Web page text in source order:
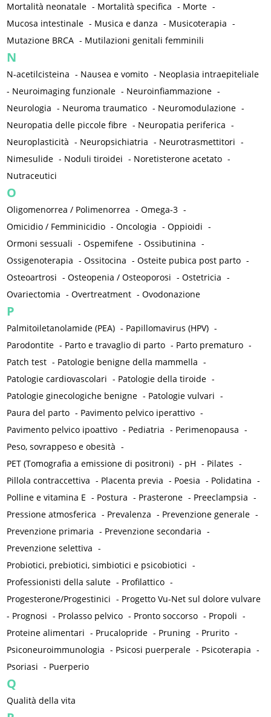
Mortalità neonatale - Mortalità specifica - Morte -
Mucosa intestinale - Musica e danza - Musicoterapia -
Mutazione BRCA - Mutilazioni genitali femminili
N
N-acetilcisteina - Nausea e vomito - Neoplasia intraepiteliale
- Neuroimaging funzionale - Neuroinfiammazione -
Neurologia - Neuroma traumatico - Neuromodulazione -
Neuropatia delle piccole fibre - Neuropatia periferica -
Neuroplasticità - Neuropsichiatria - Neurotrasmettitori -
Nimesulide - Noduli tiroidei - Noretisterone acetato -
Nutraceutici
O
Oligomenorrea / Polimenorrea -Omega-3 -
Omicidio / Femminicidio -Oncologia -Oppioidi -
Ormoni sessuali -Ospemifene -Ossibutinina -
Ossigenoterapia -Ossitocina -Osteite pubica post parto -
Osteoartrosi -Osteopenia / Osteoporosi -Ostetricia -
Ovariectomia -Overtreatment -Ovodonazione
P
Palmitoiletanolamide (PEA) - Papillomavirus (HPV) -
Parodontite - Parto e travaglio di parto - Parto prematuro -
Patch test - Patologie benigne della mammella -
Patologie cardiovascolari - Patologie della tiroide -
Patologie ginecologiche benigne - Patologie vulvari -
Paura del parto - Pavimento pelvico iperattivo -
Pavimento pelvico ipoattivo - Pediatria - Perimenopausa -
Peso, sovrappeso e obesità -
PET (Tomografia a emissione di positroni) - pH - Pilates -
Pillola contraccettiva - Placenta previa - Poesia - Polidatina -
Polline e vitamina E - Postura - Prasterone - Preeclampsia -
Pressione atmosferica - Prevalenza - Prevenzione generale -
Prevenzione primaria - Prevenzione secondaria -
Prevenzione selettiva -
Probiotici, prebiotici, simbiotici e psicobiotici -
Professionisti della salute - Profilattico -
Progesterone/Progestinici - Progetto Vu-Net sul dolore vulvare
- Prognosi - Prolasso pelvico - Pronto soccorso - Propoli -
Proteine alimentari - Prucalopride - Pruning - Prurito -
Psiconeuroimmunologia - Psicosi puerperale - Psicoterapia -
Psoriasi - Puerperio
Q
Qualità della vita